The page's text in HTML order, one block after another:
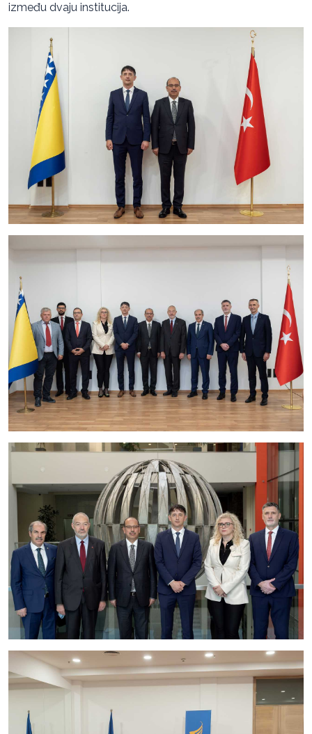
između dvaju institucija.